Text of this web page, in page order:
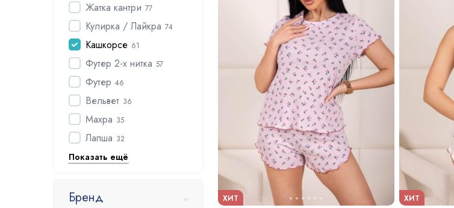
Жатка кантри 77
Кулирка / Лайкра 74
Кашкорсе 61
Футер 2-х нитка 57
Футер 46
Вельвет 36
Махра 35
Лапша 32
Показать ещё
Бренд ХИТ ХИТ